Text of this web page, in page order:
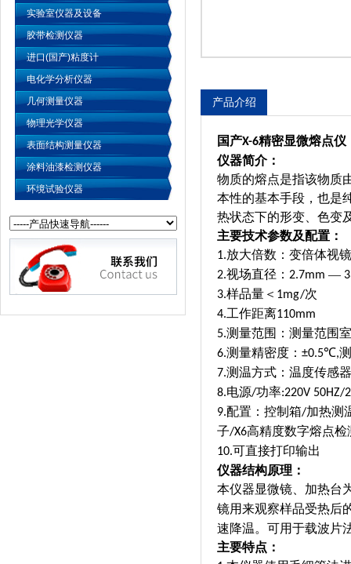
实验室仪器及设备
胶带检测仪器
进口(国产)粘度计
电化学分析仪器
几何测量仪器
物理光学仪器
表面结构测量仪器
涂料油漆检测仪器
环境试验仪器
产品介绍
国产X-6精密显微熔点仪
仪器简介：
物质的熔点是指该物质
本性的基本手段，也是
热状态下的形变、色变
主要技术参数及配置：
1.放大倍数：变倍体视镜
2.视场直径： 2.7mm —
3.样品量＜ 1mg/次
4.工作距离110mm
5.测量范围：测量范围
6.测量精密度： ±0.5℃,
7.测温方式：温度传感
8.电源/功率:220V 50HZ/
9.配置 ： 控制箱/加热测
子/X6高精度数字熔点检
10.可直接打印输出
仪器结构原理：
本仪器显微镜、加热台
镜用来观察样品受热后
速降温。可用于载波片
主要特点：